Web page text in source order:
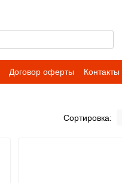
Договор оферты Контакты
Сортировка: